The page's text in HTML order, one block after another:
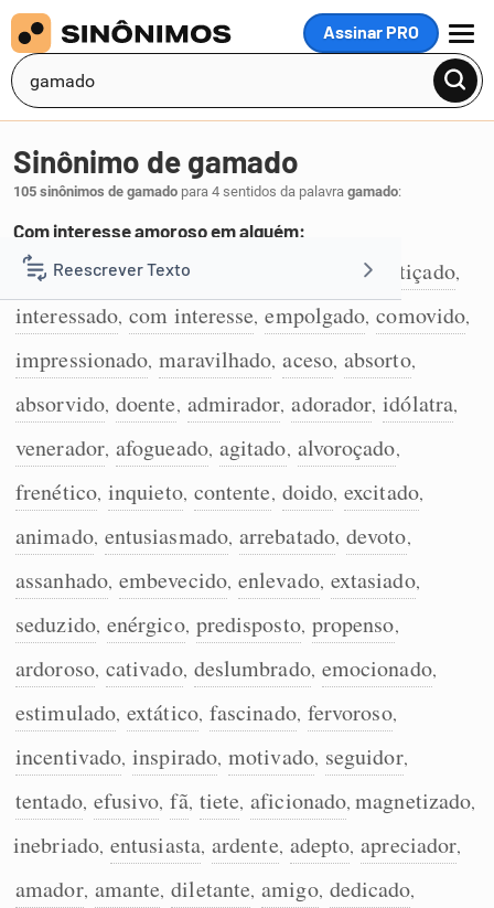
Assinar PRO
MENU
Reescrever Texto
Resumir Texto
Corrigir Texto
Detector de IA
Cata-letras
Conexões
Caça-palavras
Dicionário
Sinônimo de gamado
105 sinônimos de gamado para 4 sentidos da palavra gamado:
Com interesse amoroso em alguém:
1 a fim,enamorado enfeitiçado,
interessado, com interesse, empolgado, comovido,
impressionado, maravilhado, aceso, absorto,
absorvido, doente, admirador, adorador, idólatra,
venerador, afogueado, agitado, alvoroçado,
frenético, inquieto, contente, doido, excitado,
animado, entusiasmado, arrebatado, devoto,
assanhado, embevecido, enlevado, extasiado,
seduzido, enérgico, predisposto, propenso,
ardoroso, cativado, deslumbrado, emocionado,
estimulado, extático, fascinado, fervoroso,
incentivado, inspirado, motivado, seguidor,
tentado, efusivo, fã, tiete, aficionado,magnetizado,
inebriado, entusiasta, ardente, adepto, apreciador,
amador, amante, diletante, amigo, dedicado,